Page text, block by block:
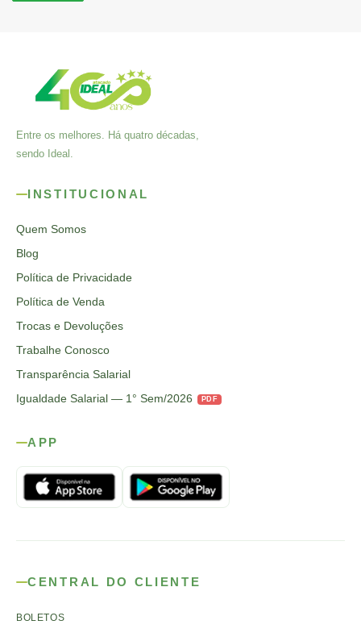
Entre os melhores. Há quatro décadas,
sendo Ideal.
INSTITUCIONAL
Quem Somos
Blog
Política de Privacidade
Política de Venda
Trocas e Devoluções
Trabalhe Conosco
Transparência Salarial
Igualdade Salarial — 1° Sem/2026
PDF
APP
CENTRAL DO CLIENTE
BOLETOS